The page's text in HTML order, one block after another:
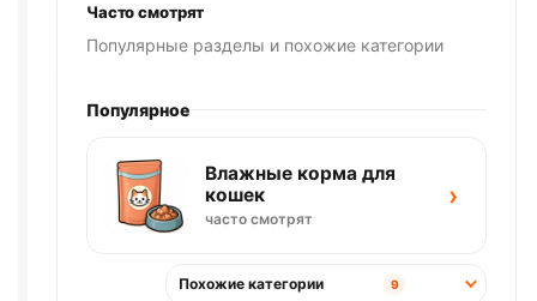
Часто смотрят
Популярные разделы и похожие категории
Популярное
Влажные корма для
кошек
часто смотрят
›
Похожие категории 9